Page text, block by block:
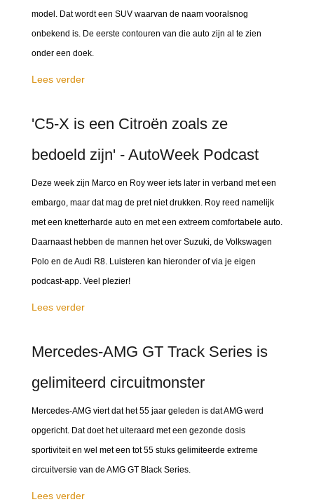
model. Dat wordt een SUV waarvan de naam vooralsnog
onbekend is. De eerste contouren van die auto zijn al te zien
onder een doek.
Lees verder
'C5-X is een Citroën zoals ze
bedoeld zijn' - AutoWeek Podcast
Deze week zijn Marco en Roy weer iets later in verband met een
embargo, maar dat mag de pret niet drukken. Roy reed namelijk
met een knetterharde auto en met een extreem comfortabele auto.
Daarnaast hebben de mannen het over Suzuki, de Volkswagen
Polo en de Audi R8. Luisteren kan hieronder of via je eigen
podcast-app. Veel plezier!
Lees verder
Mercedes-AMG GT Track Series is
gelimiteerd circuitmonster
Mercedes-AMG viert dat het 55 jaar geleden is dat AMG werd
opgericht. Dat doet het uiteraard met een gezonde dosis
sportiviteit en wel met een tot 55 stuks gelimiteerde extreme
circuitversie van de AMG GT Black Series.
Lees verder